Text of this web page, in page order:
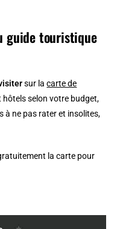
guide touristique
sur lacarte de
hôtels selon votre budget,
à ne pas rater et insolites,
la carte pour